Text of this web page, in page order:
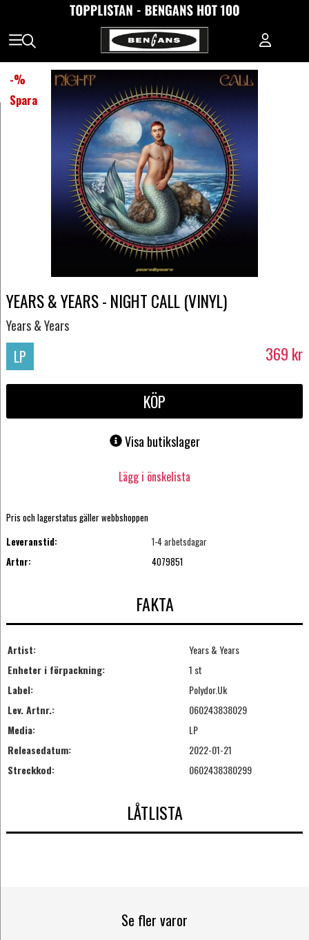
-%
Spara
YEARS & YEARS - NIGHT CALL (VINYL)
Years & Years
LP 369 kr
KÖP
Visa butikslager
Lägg i önskelista
Pris och lagerstatus gäller webbshoppen
Leveranstid:
1-4 arbetsdagar
Artnr:
4079851
FAKTA
Artist:
Years & Years
Enheter i förpackning:
1 st
Label:
Polydor.Uk
Lev. Artnr.:
060243838029
Media:
LP
Releasedatum:
2022-01-21
Streckkod:
0602438380299
LÅTLISTA
Se fler varor